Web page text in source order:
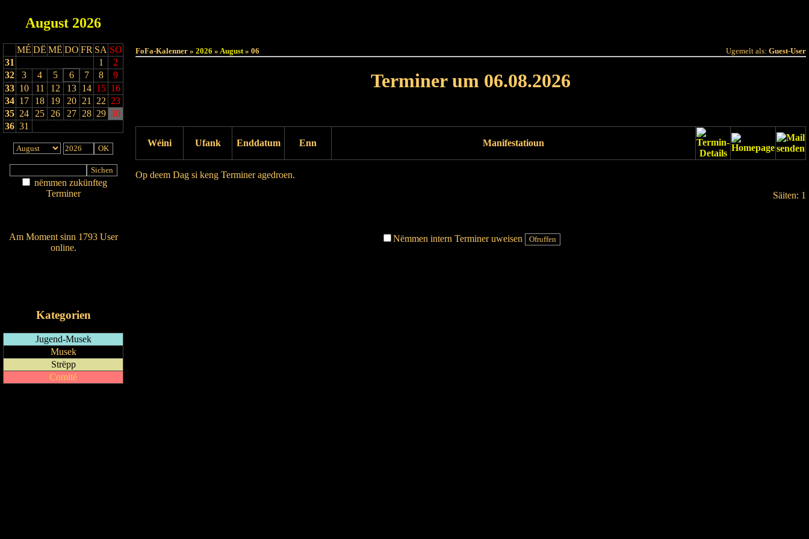
August 2026
MÉ DË MË DO FR SA SO
31
1
2
32
3 4 5 6 7 8
9
33 10 11 12 13 14 15 16
34 17 18 19 20 21 22 23
35 24 25 26 27 28 29 30
36 31
nëmmen zukünfteg
Terminer
Am Moment sinn 1793 User
online.
Kategorien
Jugend-Musek
Musek
Strëpp
Comité
FoFa-Kalenner » 2026 » August» 06 Ugemelt als: Guest-User
Terminer um 06.08.2026
Wéini Ufank Enddatum Enn Manifestatioun
Op deem Dag si keng Terminer agedroen.
Säiten: 1
Nëmmen intern Terminer uweisen